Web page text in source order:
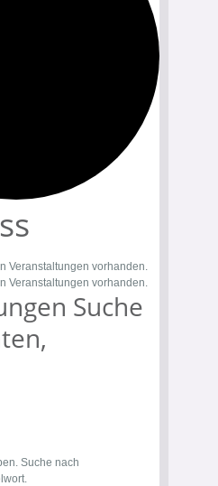
Veranstaltungen vorhanden.
Veranstaltungen vorhanden.
Suche
Suche nach